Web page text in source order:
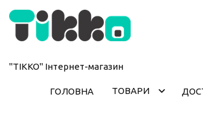
"ТІККО" Інтернет-магазин
ГОЛОВНА ТОВАРИ